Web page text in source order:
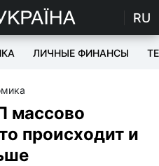
RU
ЛИЧНЫЕ ФИНАНСЫ
массово
происходит и